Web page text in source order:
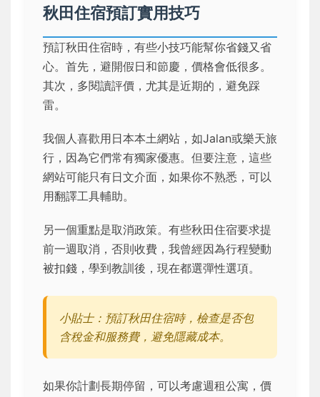
秋田住宿預訂實用技巧
預訂秋田住宿時，有些小技巧能幫你省錢又省
心。首先，避開假日和節慶，價格會低很多。
其次，多閱讀評價，尤其是近期的，避免踩
雷。
我個人喜歡用日本本土網站，如Jalan或樂天旅
行，因為它們常有獨家優惠。但要注意，這些
網站可能只有日文介面，如果你不熟悉，可以
用翻譯工具輔助。
另一個重點是取消政策。有些秋田住宿要求提
前一週取消，否則收費，我曾經因為行程變動
被扣錢，學到教訓後，現在都選彈性選項。
小貼士：預訂秋田住宿時，檢查是否包
含稅金和服務費，避免隱藏成本。
如果你計劃長期停留，可以考慮週租公寓，價